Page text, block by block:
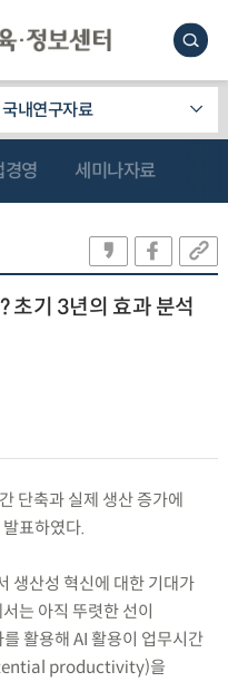
국내연구자료
경영 세미나자료
초기 3년의 효과 분석
단축과 실제 생산 증가에
표하였다.
생산성 혁신에 대한 기대가
는 아직 뚜렷한 선이
활용해 AI 활용이 업무시간
productivity)을